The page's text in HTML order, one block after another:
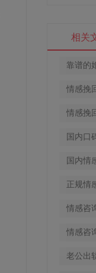
相关
靠谱的
情感挽
情感挽
国内口
国内情
正规情
情感咨
情感咨
老公出